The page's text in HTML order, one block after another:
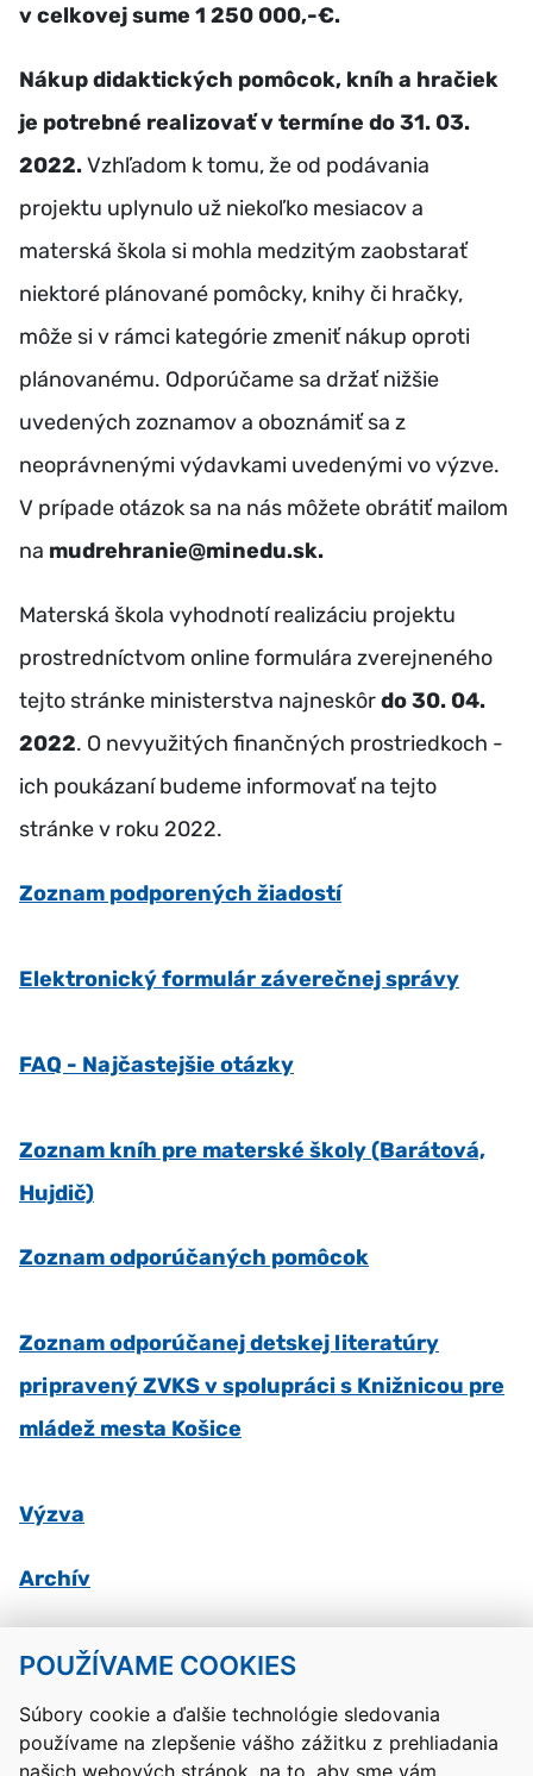
POUŽÍVAME COOKIES
Súbory cookie a ďalšie technológie sledovania
používame na zlepšenie vášho zážitku z prehliadania
našich webových stránok, na to, aby sme vám
v celkovej sume 1 250 000,-€.
Nákup didaktických pomôcok, kníh a hračiek
je potrebné realizovať v termíne do 31. 03.
2022.Vzhľadom k tomu, že od podávania
projektu uplynulo už niekoľko mesiacov a
materská škola si mohla medzitým zaobstarať
niektoré plánované pomôcky, knihy či hračky,
môže si v rámci kategórie zmeniť nákup oproti
plánovanému. Odporúčame sa držať nižšie
uvedených zoznamov a oboznámiť sa z
neoprávnenými výdavkami uvedenými vo výzve.
V prípade otázok sa na nás môžete obrátiť mailom
na mudrehranie@minedu.sk.
Materská škola vyhodnotí realizáciu projektu
prostredníctvom online formulára zverejneného
tejto stránke ministerstva najneskôrdo 30. 04.
2022. O nevyužitých finančných prostriedkoch -
ich poukázaní budeme informovať na tejto
stránke v roku 2022.
Zoznam podporených žiadostí
Elektronický formulár záverečnej správy
FAQ - Najčastejšie otázky
Zoznam kníh pre materské školy (Barátová,
Hujdič)
Zoznam odporúčaných pomôcok
Zoznam odporúčanej detskej literatúry
pripravený ZVKS v spolupráci s Knižnicou pre
mládež mesta Košice
Výzva
Archív
Kontakty Mapa stránky RSS
Vyhlásenie o prístupnosti